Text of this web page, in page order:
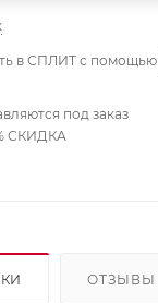
в СПЛИТ с помощью
под заказ
СКИДКА
ОТЗЫВЫ